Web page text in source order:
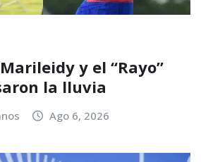
y el “Rayo”
la lluvia
Ago 6, 2026